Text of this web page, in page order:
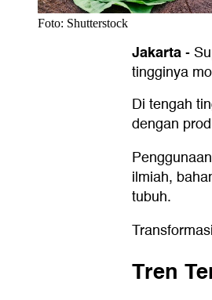
Foto: Shutterstock
Jakarta-
tingginya
Di tengah
dengan
ilmiah,
tubuh.
Tren